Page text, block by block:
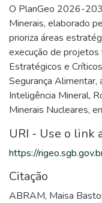
O PlanGeo 2026-
Minerais, elaborado
prioriza áreas
execução de projetos
Estratégicos e
Segurança Alimentar,
Inteligência Mineral,
Minerais Nucleares,
URI - Use o link
https://
Citação
ABRAM, Maisa